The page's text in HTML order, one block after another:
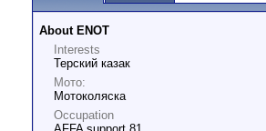
About ENOT
Interests
Терский казак
Мото:
Мотоколяска
Occupation